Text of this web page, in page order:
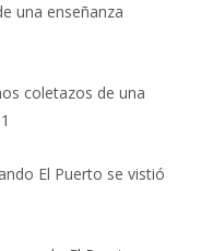
una enseñanza
coletazos de una
El Puerto se vistió